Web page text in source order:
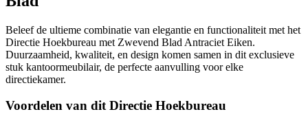
Beleef de ultieme combinatie van elegantie en functionaliteit met het
Directie Hoekbureau met Zwevend Blad Antraciet Eiken.
Duurzaamheid, kwaliteit, en design komen samen in dit exclusieve
stuk kantoormeubilair, de perfecte aanvulling voor elke
directiekamer.
Voordelen van dit Directie Hoekbureau